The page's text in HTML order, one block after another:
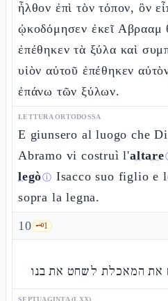
ἦλθον ἐπὶ τὸν τόπον, ὃν
ᾠκοδόμησεν ἐκεῖ Αβρααμ
ἐπέθηκεν τὰ ξύλα καὶ
υἱὸν αὐτοῦ ἐπέθηκεν
ἐπάνω τῶν ξύλων.
LETTURA ORTODOSSA
E giunsero al luogo che
Abramo vi costruì l'altare
legòⓘ Isacco suo figlio e
sopra la legna.
10 🗝️1
את המאכלת לשחט את בנו
SEPTUAGINTA (LXX)